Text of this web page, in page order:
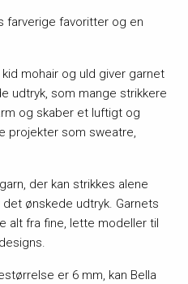
farverige favoritter og en
mohair og uld giver garnet
udtryk, som mange strikkere
og skaber et luftigt og
projekter som sweatre,
der kan strikkes alene
ønskede udtryk. Garnets
alt fra fine, lette modeller til
er 6 mm, kan Bella